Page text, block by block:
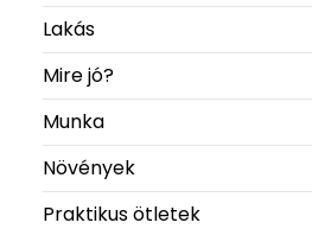
Lakás
Mire jó?
Munka
Növények
Praktikus ötletek